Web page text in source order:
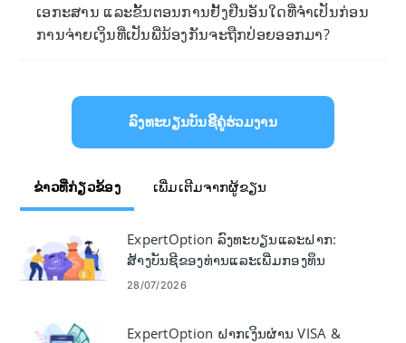
ເອກະສານ ແລະຂັ້ນຕອນການຢັ້ງຢືນອັນໃດທີ່ຈຳເປັນກ່ອນ
ການຈ່າຍເງິນທີ່ເປັນພີ່ນ້ອງກັນຈະຖືກປ່ອຍອອກມາ?
ລົງທະບຽນບັນຊີຄູ່ຮ່ວມງານ
ຂ່າວທີ່ກ່ຽວຂ້ອງ ເພີ່ມເຕີມຈາກຜູ້ຂຽນ
ExpertOption ລົງທະບຽນແລະຝາກ:
ສ້າງບັນຊີຂອງທ່ານແລະເພີ່ມກອງທຶນ
28/07/2026
ExpertOption ຝາກເງິນຜ່ານ VISA &